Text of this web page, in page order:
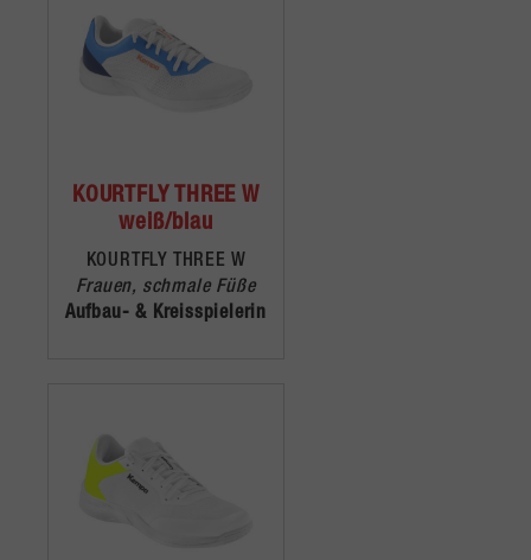
KOURTFLY THREE W
weiß/blau
KOURTFLY THREE W
Frauen, schmale Füße
Aufbau- & Kreisspielerin